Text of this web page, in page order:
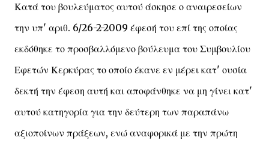
Κατά του βουλεύματος αυτού άσκησε ο αναιρεσείων
την υπ' αριθ. 6/26-2-2009 έφεσή του επί της οποίας
εκδόθηκε το προσβαλλόμενο βούλευμα του Συμβουλίου
Εφετών Κερκύρας το οποίο έκανε εν μέρει κατ' ουσία
δεκτή την έφεση αυτή και αποφάνθηκε να μη γίνει κατ'
αυτού κατηγορία για την δεύτερη των παραπάνω
αξιοποίνων πράξεων, ενώ αναφορικά με την πρώτη